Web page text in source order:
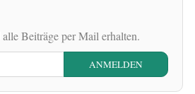
Beiträge per Mail erhalten.